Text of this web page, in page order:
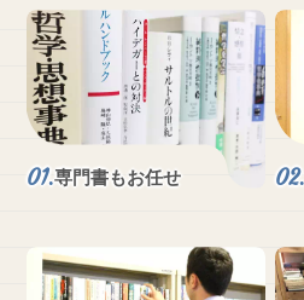
専門書もお任せ